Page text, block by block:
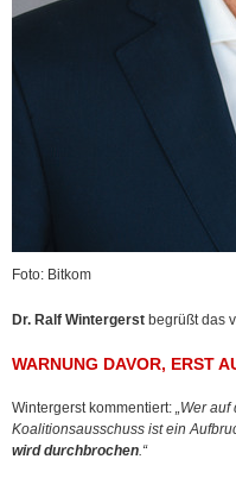
Foto: Bitkom
Dr. Ralf Wintergerst begrüßt das
WARNUNG DAVOR, ERST
Wintergerst kommentiert: „Wer
Koalitionsausschuss ist ein
wird durchbrochen.“